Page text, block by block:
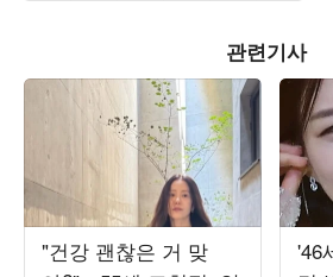
관련기사
"건강 괜찮은 거 맞
'46